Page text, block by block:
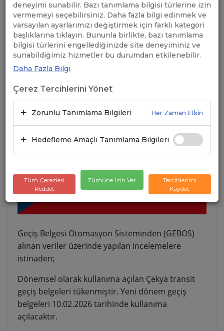
ÇEKYA TRANSİT GEÇİŞ
BELGELERİNDE SON
DURUM
02.02.2026
Geçiş Belgesi Otomasyon Sisteminden (GEBOS)
alınan veriler üzerinde yapılan incelemelere
istinaden;
Dönemsel olarak kullanıma açılan Çekya transit
geçiş belgeleri tükenmiştir. Yeni dönem geçiş
belgeleri 10.02.2026 tarihinde kullanıma
açılacaktır.
deneyimi sunabilir. Bazı tanımlama bilgisi türlerine izin
vermemeyi seçebilirsiniz. Daha fazla bilgi edinmek ve
varsayılan ayarlarımızı değiştirmek için farklı kategori
başlıklarına tıklayın. Bununla birlikte, bazı tanımlama
bilgisi türlerini engellediğinizde site deneyiminiz ve
sunabildiğimiz hizmetler bu durumdan etkilenebilir.
Daha Fazla Bilgi
Çerez Tercihlerini Yönet
Zorunlu Tanımlama Bilgileri Her Zaman Etkin
Hedefleme Amaçlı Tanımlama Bilgileri
Tüm Çerezleri
Reddet
Tümüne İzin Ver
Tercihlerimi
Kaydet